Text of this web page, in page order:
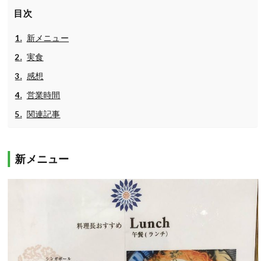
目次
新メニュー
実食
感想
営業時間
関連記事
新メニュー